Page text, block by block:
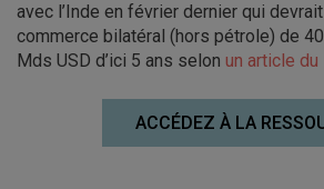
avec l’Inde en février dernier qui
commerce bilatéral (hors pétrole) de
Mds USD d’ici 5 ans selon un article du
ACCÉDEZ À LA